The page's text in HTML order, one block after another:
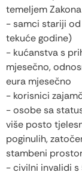
temeljem
- samci stariji
tekuće godine)
- kućanstva s
mjesečno,
eura mjesečno
- korisnici
- osobe sa
više posto
poginulih,
stambeni
- civilni invalidi